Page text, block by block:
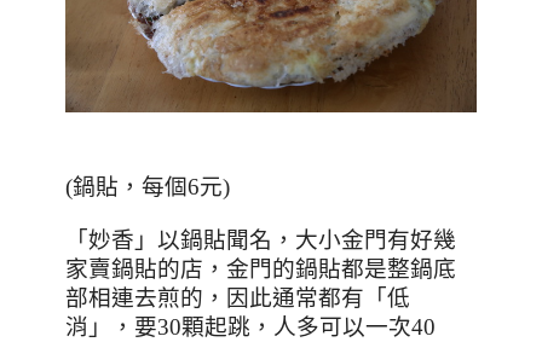
(鍋貼，每個6元)
「妙香」以鍋貼聞名，大小金門有好幾
家賣鍋貼的店，金門的鍋貼都是整鍋底
部相連去煎的，因此通常都有「低
消」，要30顆起跳，人多可以一次40